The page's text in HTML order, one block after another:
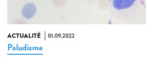
ACTUALITÉ 01.09.2022
Paludisme